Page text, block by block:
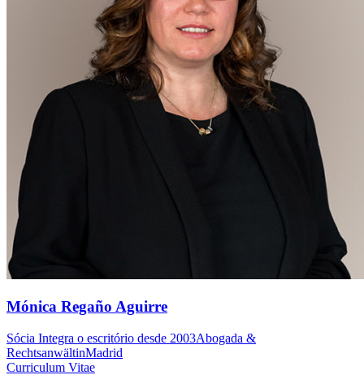
Mónica Regaño Aguirre
Sócia Integra o escritório desde 2003Abogada &
RechtsanwältinMadrid
Curriculum Vitae